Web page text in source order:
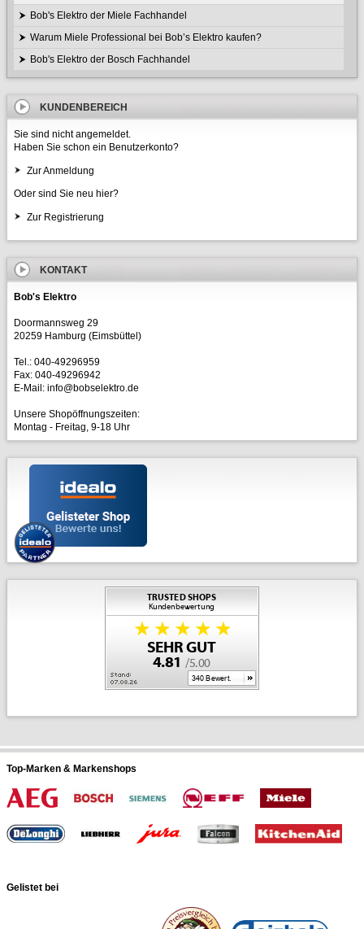
Bob's Elektro der Miele Fachhandel
Warum Miele Professional bei Bob’s Elektro kaufen?
Bob's Elektro der Bosch Fachhandel
KUNDENBEREICH
Sie sind nicht angemeldet.
Haben Sie schon ein Benutzerkonto?
Zur Anmeldung
Oder sind Sie neu hier?
Zur Registrierung
KONTAKT
Bob's Elektro
Doormannsweg 29
20259 Hamburg (Eimsbüttel)
Tel.: 040-49296959
Fax: 040-49296942
E-Mail: info@bobselektro.de
Unsere Shopöffnungszeiten:
Montag - Freitag, 9-18 Uhr
Top-Marken & Markenshops
Gelistet bei